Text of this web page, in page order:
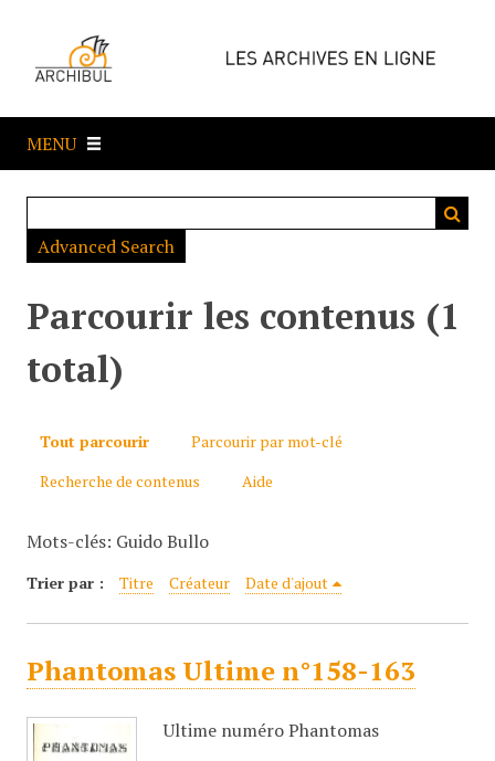
e
a
MENU
Advanced Search
Parcourir les contenus (1
total)
Tout parcourir
Parcourir par mot-clé
Recherche de contenus
Aide
Mots-clés: Guido Bullo
Trier par : Titre Créateur Date d'ajout
Phantomas Ultime n°158-163
Ultime numéro Phantomas